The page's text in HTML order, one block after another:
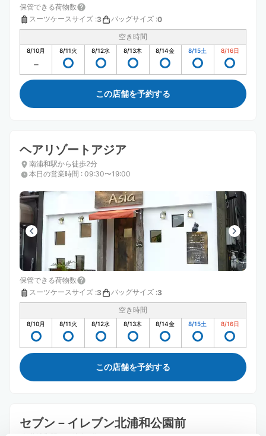
保管できる荷物数
スーツケースサイズ :3 バッグサイズ :0
空き時間
8/10月 8/11火 8/12水 8/13木 8/14金 8/15土 8/16日
この店舗を予約する
ヘアリゾートアジア
南浦和駅から徒歩2分
本日の営業時間 : 09:30〜19:00
保管できる荷物数
スーツケースサイズ :3 バッグサイズ :3
空き時間
8/10月 8/11火 8/12水 8/13木 8/14金 8/15土 8/16日
この店舗を予約する
セブン－イレブン北浦和公園前